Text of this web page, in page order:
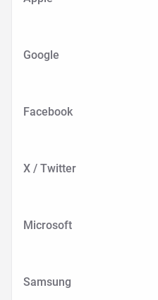
Google
Facebook
X / Twitter
Microsoft
Samsung